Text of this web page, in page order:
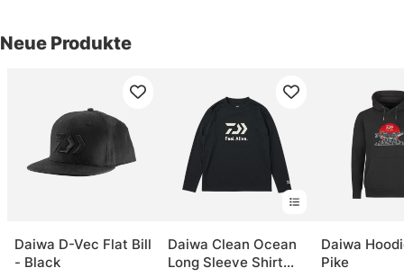
Neue Produkte
Daiwa D-Vec Flat Bill
- Black
Daiwa Clean Ocean
Long Sleeve Shirt
Daiwa
Pike